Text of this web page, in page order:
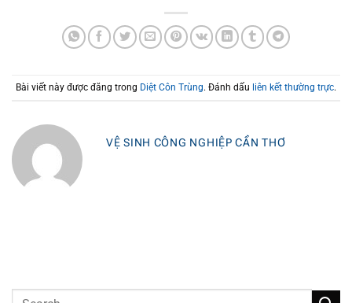
Bài viết này được đăng trong Diệt Côn Trùng. Đánh dấu liên kết thường trực.
VỆ SINH CÔNG NGHIỆP CẦN THƠ